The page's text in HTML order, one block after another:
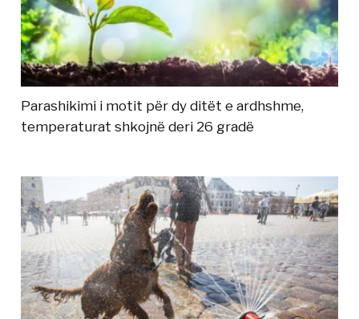
Parashikimi i motit për dy ditët e ardhshme,
temperaturat shkojnë deri 26 gradë